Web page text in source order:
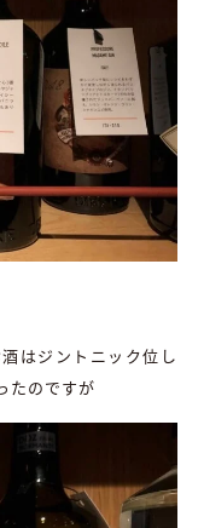
はジントニック位し
たのですが